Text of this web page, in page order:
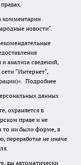
комментарии
новости".
анализа сведений,
"Интернет",
Подробнее
данных
охраняется в
праве и не
то ни было форме, в
переработке не иначе
вы автоматически